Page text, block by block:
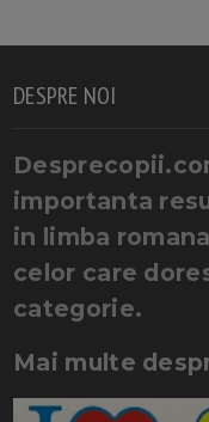
DESPRE NOI
importanta
in limba
celor care
categorie.
Mai multe